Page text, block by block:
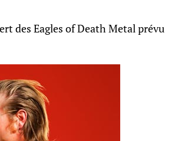
des Eagles of Death Metal prévu